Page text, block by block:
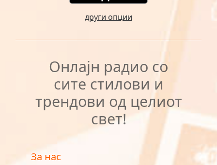
други опции
Онлајн радио со
сите стилови и
трендови од целиот
свет!
За нас